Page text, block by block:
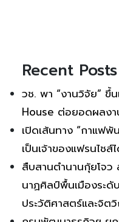
Recent Posts
วช. พา “งานวิจัย” ขึ้
House ต่อยอดผลง
เปิดเส้นทาง “กาแฟ
เป็นเจ้าของแฟรนไชส์
สืบสานตำนานกุ้ยโจว
นาฏศิลป์พื้นเมืองระ
ประวัติศาสตร์และจิ